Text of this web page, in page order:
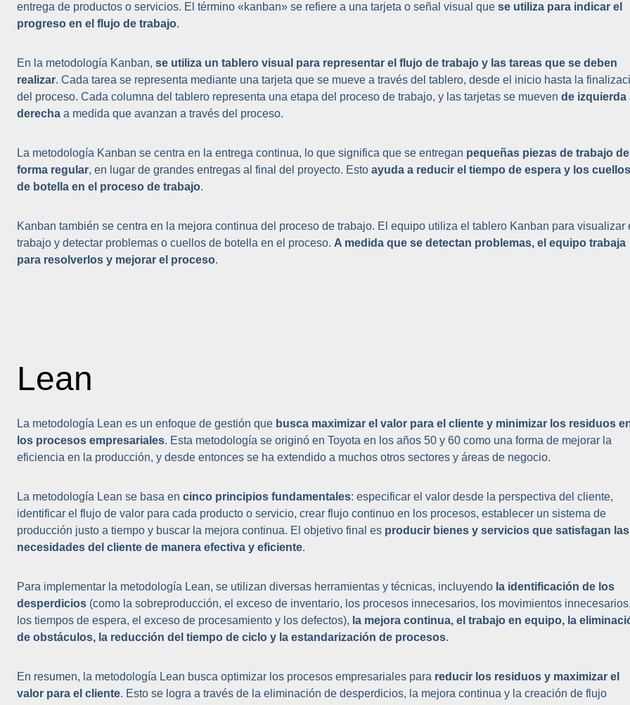
entrega de productos o servicios. El término «kanban» se refiere a una tarjeta o señal visual que se utiliza para indicar el
progreso en el flujo de trabajo.
En la metodología Kanban, se utiliza un tablero visual para representar el flujo de trabajo y las tareas que se deben
realizar. Cada tarea se representa mediante una tarjeta que se mueve a través del tablero, desde el inicio hasta la
del proceso. Cada columna del tablero representa una etapa del proceso de trabajo, y las tarjetas se mueven de izquierda
derecha a medida que avanzan a través del proceso.
La metodología Kanban se centra en la entrega continua, lo que significa que se entregan pequeñas piezas de trabajo de
forma regular, en lugar de grandes entregas al final del proyecto. Esto ayuda a reducir el tiempo de espera y los cuellos
de botella en el proceso de trabajo.
Kanban también se centra en la mejora continua del proceso de trabajo. El equipo utiliza el tablero Kanban para visualizar
trabajo y detectar problemas o cuellos de botella en el proceso. A medida que se detectan problemas, el equipo trabaja
para resolverlos y mejorar el proceso.
Lean
La metodología Lean es un enfoque de gestión que busca maximizar el valor para el cliente y minimizar los residuos
los procesos empresariales. Esta metodología se originó en Toyota en los años 50 y 60 como una forma de mejorar la
eficiencia en la producción, y desde entonces se ha extendido a muchos otros sectores y áreas de negocio.
La metodología Lean se basa en cinco principios fundamentales: especificar el valor desde la perspectiva del cliente,
identificar el flujo de valor para cada producto o servicio, crear flujo continuo en los procesos, establecer un sistema de
producción justo a tiempo y buscar la mejora continua. El objetivo final es producir bienes y servicios que satisfagan las
necesidades del cliente de manera efectiva y eficiente.
Para implementar la metodología Lean, se utilizan diversas herramientas y técnicas, incluyendo la identificación de los
desperdicios (como la sobreproducción, el exceso de inventario, los procesos innecesarios, los movimientos innecesarios,
los tiempos de espera, el exceso de procesamiento y los defectos), la mejora continua, el trabajo en equipo, la
de obstáculos, la reducción del tiempo de ciclo y la estandarización de procesos.
En resumen, la metodología Lean busca optimizar los procesos empresariales para reducir los residuos y maximizar el
valor para el cliente. Esto se logra a través de la eliminación de desperdicios, la mejora continua y la creación de flujo